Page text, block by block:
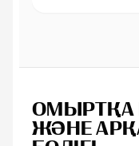
ОМЫРТҚА
ЖӘНЕ